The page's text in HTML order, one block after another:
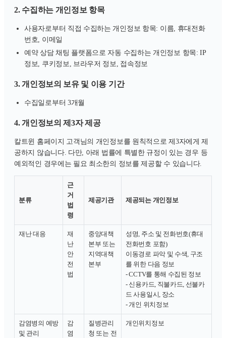
2. 수집하는 개인정보 항목
사용자로부터 직접 수집하는 개인정보 항목: 이름, 휴대전화
번호, 이메일
예약 상담 채팅 플랫폼으로 자동 수집하는 개인정보 항목: IP
정보, 쿠키정보, 브라우저 정보, 접속정보
3. 개인정보의 보유 및 이용 기간
수집일로부터 3개월
4. 개인정보의 제3자 제공
칼트윈 홈페이지 고객님의 개인정보를 원칙적으로 제3자에게 제
공하지 않습니다. 다만, 아래 법률에 특별한 규정이 있는 경우 등
예외적인 경우에는 필요 최소한의 정보를 제공할 수 있습니다.
분류
근
거
법
령
제공기관 제공되는 개인정보
재난 대응
재
난
안
전
법
중앙대책
본부 또는
지역대책
본부
성명, 주소 및 전화번호(휴대
전화번호 포함)
이동경로 파악 및 수색, 구조
를 위한 다음 정보
- CCTV를 통해 수집된 정보
- 신용카드, 직불카드, 선불카
드 사용일시, 장소
- 개인 위치정보
감염병의 예방
및 관리
감
염
질병관리
청 또는 전
개인위치정보